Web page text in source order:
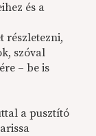
és a
részletezni,
szóval
– be is
a pusztító